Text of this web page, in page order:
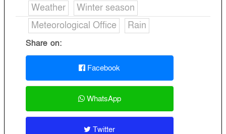
Weather
Winter season
Meteorological Office
Rain
Share on:
Facebook
WhatsApp
Twitter